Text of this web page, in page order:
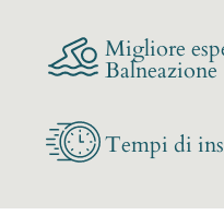
Migliore
Balneazione
Tempi di